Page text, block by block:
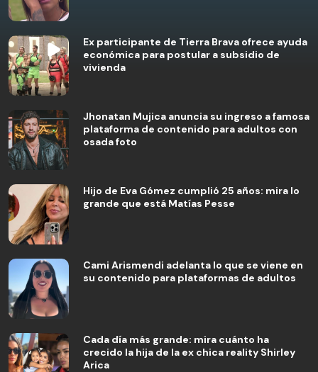
Ex participante de Tierra Brava ofrece ayuda
económica para postular a subsidio de
vivienda
Jhonatan Mujica anuncia su ingreso a famosa
plataforma de contenido para adultos con
osada foto
Hijo de Eva Gómez cumplió 25 años: mira lo
grande que está Matías Pesse
Cami Arismendi adelanta lo que se viene en
su contenido para plataformas de adultos
Cada día más grande: mira cuánto ha
crecido la hija de la ex chica reality Shirley
Arica